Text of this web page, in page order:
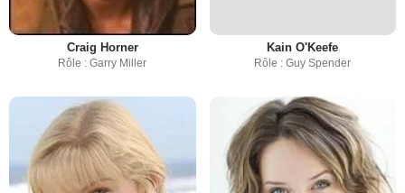
Craig Horner
Rôle : Garry Miller
Kain O'Keefe
Rôle : Guy Spender